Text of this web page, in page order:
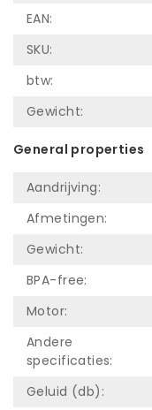
EAN:
SKU:
btw:
Gewicht:
General properties
Aandrijving:
Afmetingen:
Gewicht:
BPA-free:
Motor:
Andere
specificaties:
Geluid (db):